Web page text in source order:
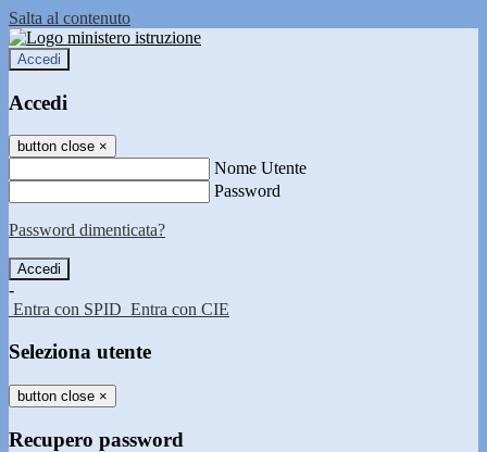
Salta al contenuto
Accedi
Accedi
button close ×
Nome Utente
Password
Password dimenticata?
-
Entra con SPID Entra con CIE
Seleziona utente
button close ×
Recupero password